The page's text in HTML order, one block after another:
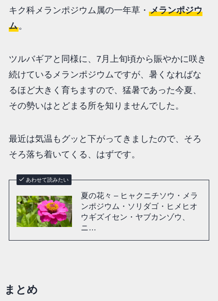
キク科メランポジウム属の一年草・ メランポジウ
ム。
ツルバギアと同様に、7月上旬頃から賑やかに咲き
続けているメランポジウムですが、暑くなればな
るほど大きく育ちますので、猛暑であった今夏、
その勢いはとどまる所を知りませんでした。
最近は気温もグッと下がってきましたので、そろ
そろ落ち着いてくる、はずです。
あわせて読みたい
夏の花々 – ヒャクニチソウ・メラ
ンポジウム・ソリダゴ・ヒメヒオ
ウギズイセン・ヤブカンゾウ、
ニ…
まとめ